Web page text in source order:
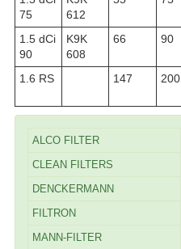
75
612
1.5 dCi
90
K9K
608
66 90
1.6 RS 147 200
ALCO FILTER
CLEAN FILTERS
DENCKERMANN
FILTRON
MANN-FILTER